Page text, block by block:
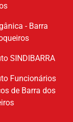
- Barra
SINDIBARRA
Funcionários
de Barra dos